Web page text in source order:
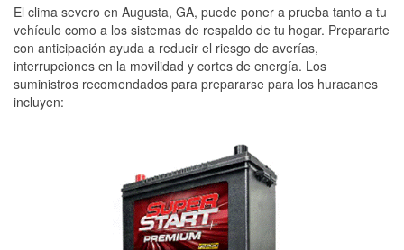
El clima severo en Augusta, GA, puede poner a prueba tanto a tu
vehículo como a los sistemas de respaldo de tu hogar. Prepararte
con anticipación ayuda a reducir el riesgo de averías,
interrupciones en la movilidad y cortes de energía. Los
suministros recomendados para prepararse para los huracanes
incluyen: